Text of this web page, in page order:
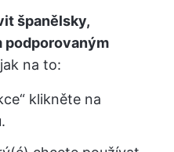
španělsky,
podporovaným
na to:
klikněte na